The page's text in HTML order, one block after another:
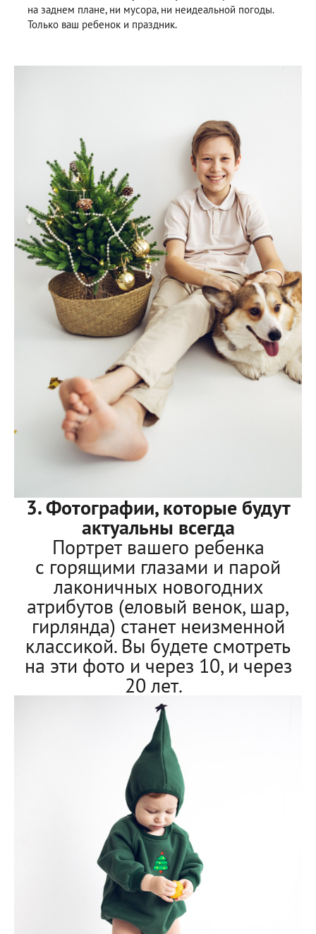
на заднем плане, ни мусора, ни неидеальной погоды.
Только ваш ребенок и праздник.
3. Фотографии, которые будут
актуальны всегда
Портрет вашего ребенка
с горящими глазами и парой
лаконичных новогодних
атрибутов (еловый венок, шар,
гирлянда) станет неизменной
классикой. Вы будете смотреть
на эти фото и через 10, и через
20 лет.